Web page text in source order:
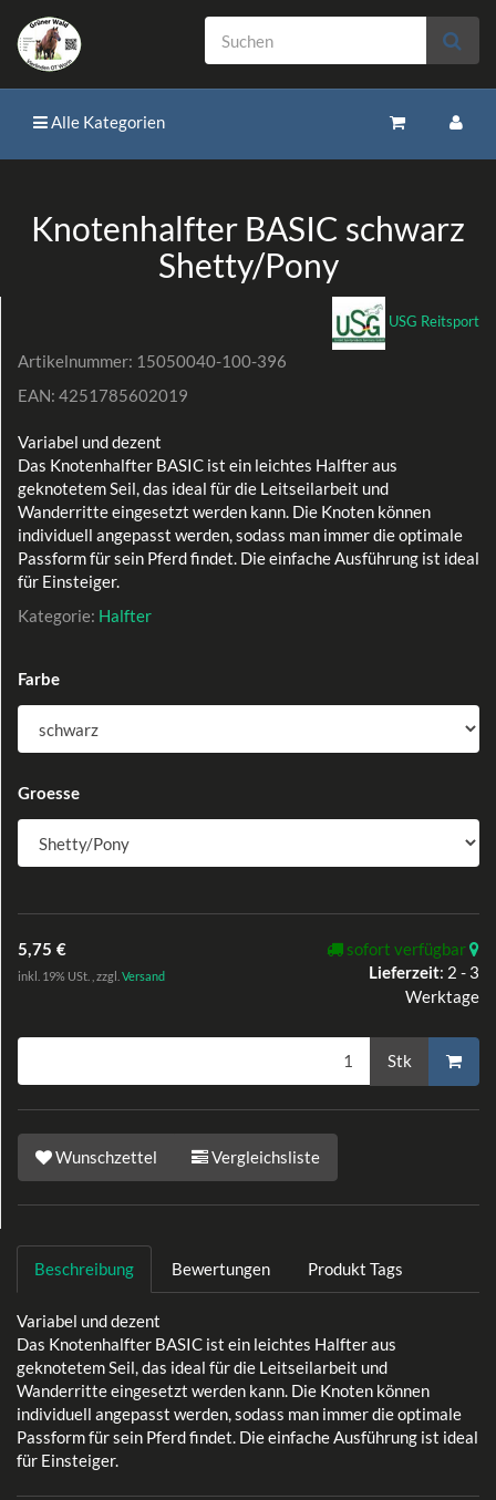
Alle Kategorien
Knotenhalfter BASIC schwarz
Shetty/Pony
USG Reitsport
Artikelnummer: 15050040-100-396
EAN: 4251785602019
Variabel und dezent
Das Knotenhalfter BASIC ist ein leichtes Halfter aus
geknotetem Seil, das ideal für die Leitseilarbeit und
Wanderritte eingesetzt werden kann. Die Knoten können
individuell angepasst werden, sodass man immer die optimale
Passform für sein Pferd findet. Die einfache Ausführung ist ideal
für Einsteiger.
Kategorie: Halfter
Farbe
Groesse
5,75 €
inkl. 19% USt. , zzgl. Versand
sofort verfügbar
Lieferzeit: 2 - 3
Werktage
Stk
Wunschzettel Vergleichsliste
Beschreibung Bewertungen Produkt Tags
Variabel und dezent
Das Knotenhalfter BASIC ist ein leichtes Halfter aus
geknotetem Seil, das ideal für die Leitseilarbeit und
Wanderritte eingesetzt werden kann. Die Knoten können
individuell angepasst werden, sodass man immer die optimale
Passform für sein Pferd findet. Die einfache Ausführung ist ideal
für Einsteiger.